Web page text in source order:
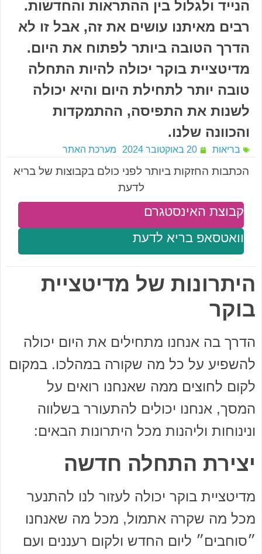
הנייד ולגלול בין ההתראות והחדשות.
רבים מאיתנו עושים את זה, אבל זו לא
הדרך הטובה ביותר לפתוח את היום.
מדיטציית בוקר יכולה להיות התחלה
טובה יותר לתחילת היום והיא יכולה
לשנות את התפיסה, ההתמקדות
והכוונה שלנו.
בריאות 20 באוקטובר 2024 מערכת האתר
הכתבות החזקות ביותר לפני כולם בקבוצות של בריא
לדעת
וואטסאפ בריא לדעת
קבוצת האינסטגרם
היתרונות של מדיטציית
בוקר
הדרך בה אנחנו מתחילים את היום יכולה
להשפיע על כל מה שקורה במהלכו. במקום
לקום לחוצים ממה שאנחנו רואים על
המסך, אנחנו יכולים להתעורר בשלווה
ונינוחות וליהנות מכל היתרונות הבאים:
יצירת התחלה חדשה
מדיטציית בוקר יכולה לעזור לנו להתנער
מכל מה שקרה אתמול, מכל מה שאנחנו
״סוחבים״ ליום החדש ולקום רעננים ועם